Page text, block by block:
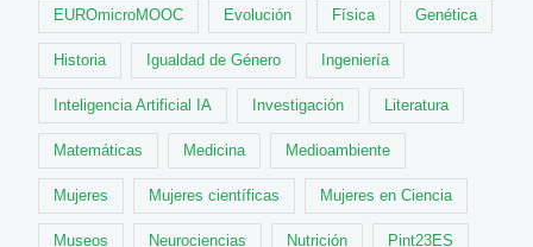
EUROmicroMOOC Evolución Física Genética
Historia Igualdad de Género Ingeniería
Inteligencia Artificial IA Investigación Literatura
Matemáticas Medicina Medioambiente
Mujeres Mujeres científicas Mujeres en Ciencia
Museos Neurociencias Nutrición Pint23ES